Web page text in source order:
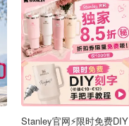
Stanley官网⚡️限时免费DIY